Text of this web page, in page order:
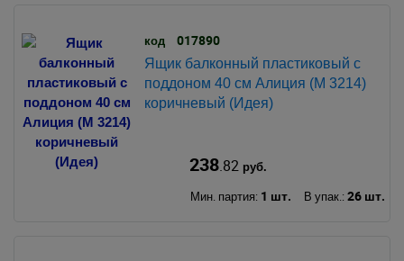
код 017890
Ящик балконный пластиковый с
поддоном 40 см Алиция (М 3214)
коричневый (Идея)
238.82 руб.
Мин. партия: 1 шт. В упак.: 26 шт.